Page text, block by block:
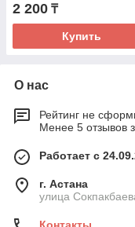
2 200 ₸
Купить
О нас
Рейтинг не
Менее 5 отзывов
Работает с
г. Астана
улица